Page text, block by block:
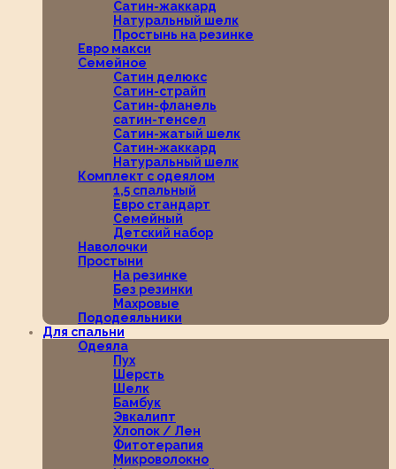
Сатин-жаккард
Натуральный шелк
Простынь на резинке
Евро макси
Семейное
Сатин делюкс
Сатин-страйп
Сатин-фланель
сатин-тенсел
Сатин-жатый шелк
Сатин-жаккард
Натуральный шелк
Комплект с одеялом
1,5 спальный
Евро стандарт
Семейный
Детский набор
Наволочки
Простыни
На резинке
Без резинки
Махровые
Пододеяльники
Для спальни
Одеяла
Пух
Шерсть
Шелк
Бамбук
Эвкалипт
Хлопок / Лен
Фитотерапия
Микроволокно